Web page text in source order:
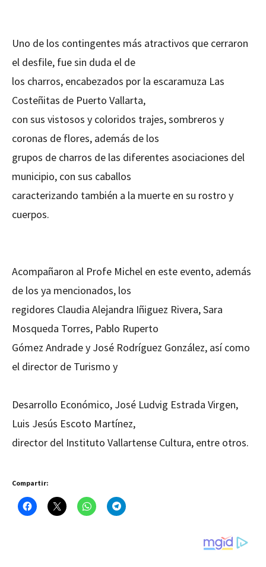
Uno de los contingentes más atractivos que cerraron
el desfile, fue sin duda el de
los charros, encabezados por la escaramuza Las
Costeñitas de Puerto Vallarta,
con sus vistosos y coloridos trajes, sombreros y
coronas de flores, además de los
grupos de charros de las diferentes asociaciones del
municipio, con sus caballos
caracterizando también a la muerte en su rostro y
cuerpos.
Acompañaron al Profe Michel en este evento, además
de los ya mencionados, los
regidores Claudia Alejandra Iñiguez Rivera, Sara
Mosqueda Torres, Pablo Ruperto
Gómez Andrade y José Rodríguez González, así como
el director de Turismo y
Desarrollo Económico, José Ludvig Estrada Virgen,
Luis Jesús Escoto Martínez,
director del Instituto Vallartense Cultura, entre otros.
Compartir: